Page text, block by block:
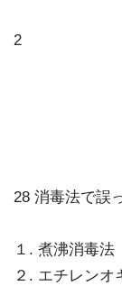
2
28 消毒法で誤
１. 煮沸消
２. エチレン